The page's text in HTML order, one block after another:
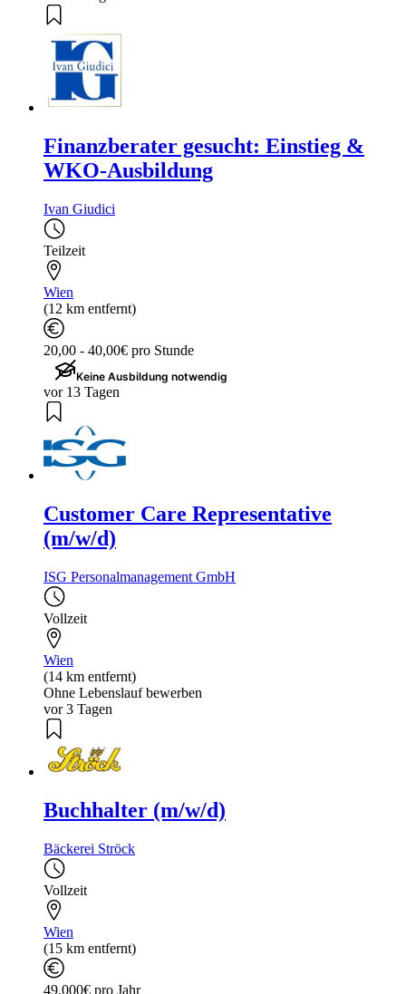
Finanzberater gesucht: Einstieg &
WKO-Ausbildung
Ivan Giudici
Teilzeit
Wien
(12 km entfernt)
20,00 - 40,00€ pro Stunde
Keine Ausbildung notwendig
vor 13 Tagen
Customer Care Representative
(m/w/d)
ISG Personalmanagement GmbH
Vollzeit
Wien
(14 km entfernt)
Ohne Lebenslauf bewerben
vor 3 Tagen
Buchhalter (m/w/d)
Bäckerei Ströck
Vollzeit
Wien
(15 km entfernt)
49.000€ pro Jahr